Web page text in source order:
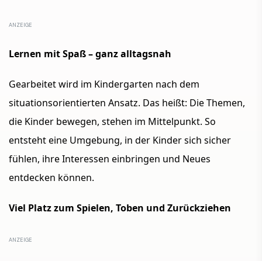
Lernen mit Spaß – ganz alltagsnah
Gearbeitet wird im Kindergarten nach dem
situationsorientierten Ansatz. Das heißt: Die Themen,
die Kinder bewegen, stehen im Mittelpunkt. So
entsteht eine Umgebung, in der Kinder sich sicher
fühlen, ihre Interessen einbringen und Neues
entdecken können.
Viel Platz zum Spielen, Toben und Zurückziehen